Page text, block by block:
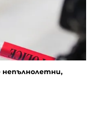
непълнолетни,